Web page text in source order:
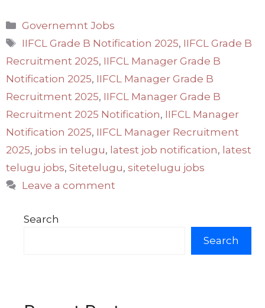
Categories
Governemnt Jobs
Tags
IIFCL Grade B Notification 2025, IIFCL Grade B
Recruitment 2025, IIFCL Manager Grade B
Notification 2025, IIFCL Manager Grade B
Recruitment 2025, IIFCL Manager Grade B
Recruitment 2025 Notification, IIFCL Manager
Notification 2025, IIFCL Manager Recruitment
2025, jobs in telugu, latest job notification, latest
telugu jobs, Sitetelugu, sitetelugu jobs
Leave a comment
Search
Search